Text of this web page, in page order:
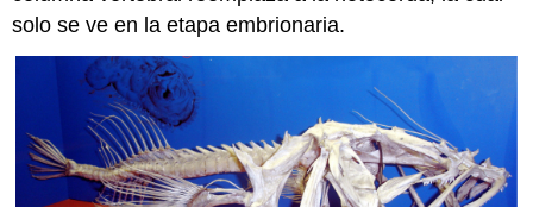
solo se ve en la etapa embrionaria.